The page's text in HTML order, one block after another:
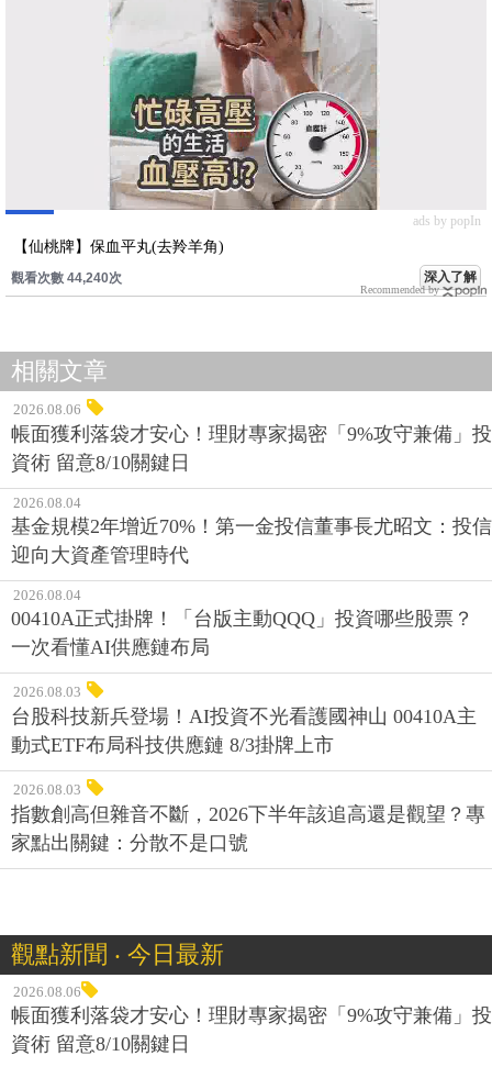
ads by popIn
【仙桃牌】保血平丸(去羚羊角)
觀看次數 44,240次 深入了解
Recommended by
相關文章
2026.08.06
帳面獲利落袋才安心！理財專家揭密「9%攻守兼備」投
資術 留意8/10關鍵日
2026.08.04
基金規模2年增近70%！第一金投信董事長尤昭文：投信
迎向大資產管理時代
2026.08.04
00410A正式掛牌！「台版主動QQQ」投資哪些股票？
一次看懂AI供應鏈布局
2026.08.03
台股科技新兵登場！AI投資不光看護國神山 00410A主
動式ETF布局科技供應鏈 8/3掛牌上市
2026.08.03
指數創高但雜音不斷，2026下半年該追高還是觀望？專
家點出關鍵：分散不是口號
觀點新聞 ‧ 今日最新
2026.08.06
帳面獲利落袋才安心！理財專家揭密「9%攻守兼備」投
資術 留意8/10關鍵日